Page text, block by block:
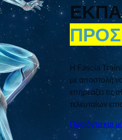
Η Fascia
με αποστολή
επηρεάζει τις
τελευταίων
Προϊόντα και